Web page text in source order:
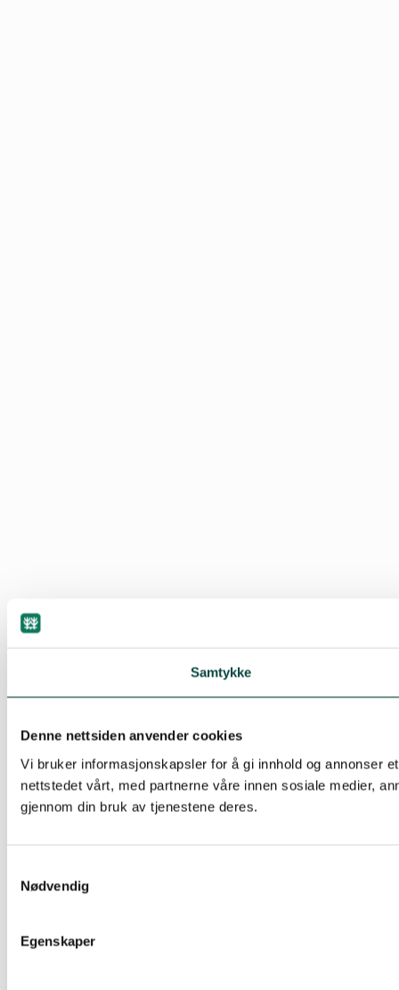
Samtykke
Denne nettsiden anvender cookies
Vi bruker informasjonskapsler for å gi innhold og annonser
nettstedet vårt, med partnerne våre innen sosiale medier,
gjennom din bruk av tjenestene deres.
Nødvendig
Egenskaper